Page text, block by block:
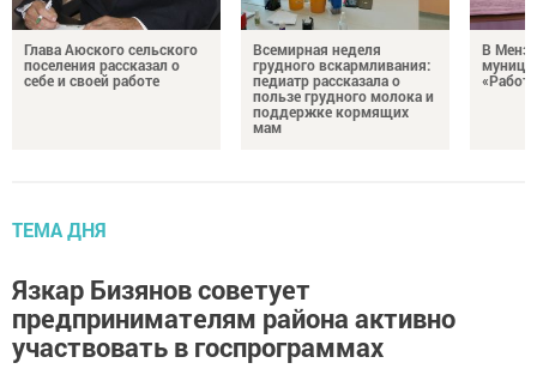
Глава Аюского сельского
поселения рассказал о
себе и своей работе
Всемирная неделя
грудного вскармливания:
педиатр рассказала о
пользе грудного молока и
поддержке кормящих
мам
В
ТЕМА ДНЯ
Язкар Бизянов советует
предпринимателям района активно
участвовать в госпрограммах